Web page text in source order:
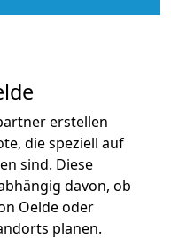
erstellen
die speziell auf
sind. Diese
davon, ob
Oelde oder
planen.